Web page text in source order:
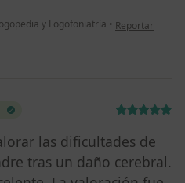
y Logofoniatría • en opinión del
Reportar
las dificultades de
tras un daño cerebral.